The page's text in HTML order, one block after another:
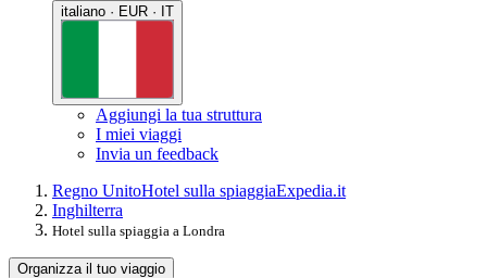
italiano · EUR · IT
Aggiungi la tua struttura
I miei viaggi
Invia un feedback
Regno UnitoHotel sulla spiaggiaExpedia.it
Inghilterra
Hotel sulla spiaggia a Londra
Organizza il tuo viaggio